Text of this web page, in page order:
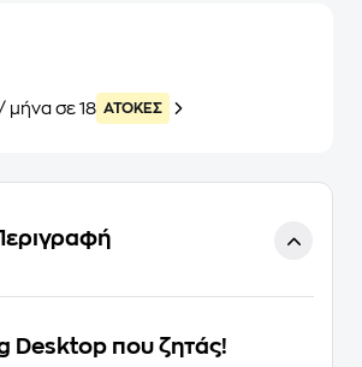
/ μήνα σε 18 ATOKEΣ
Desktop που ζητάς!